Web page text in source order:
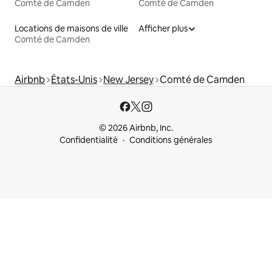
Comté de Camden Comté de Camden
Locations de maisons de ville
Comté de Camden
Afficher plus
Airbnb États-Unis New Jersey Comté de Camden
© 2026 Airbnb, Inc.
Confidentialité
Conditions générales